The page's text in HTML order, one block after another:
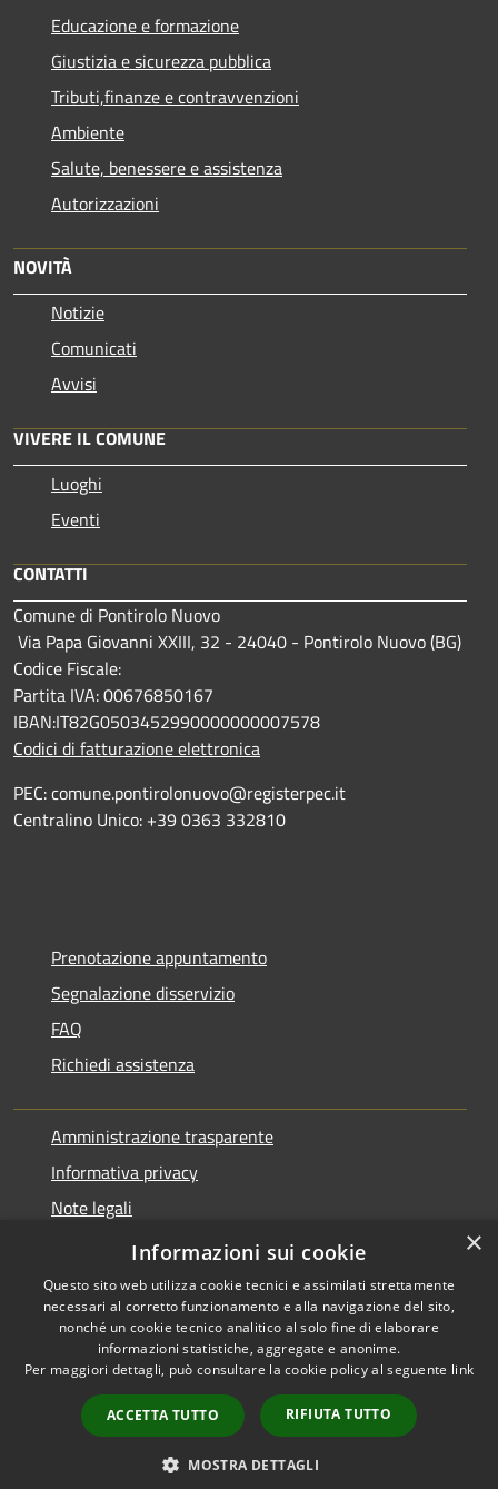
Educazione e formazione
Giustizia e sicurezza pubblica
Tributi,finanze e contravvenzioni
Ambiente
Salute, benessere e assistenza
Autorizzazioni
NOVITÀ
Notizie
Comunicati
Avvisi
VIVERE IL COMUNE
Luoghi
Eventi
CONTATTI
Comune di Pontirolo Nuovo
Via Papa Giovanni XXIII, 32 - 24040 - Pontirolo Nuovo (BG)
Codice Fiscale:
Partita IVA: 00676850167
IBAN:IT82G0503452990000000007578
Codici di fatturazione elettronica
PEC: comune.pontirolonuovo@registerpec.it
Centralino Unico: +39 0363 332810
Prenotazione appuntamento
Segnalazione disservizio
FAQ
Richiedi assistenza
Amministrazione trasparente
Informativa privacy
Note legali
Dichiarazione di accessibilità
Accessibilità
Copyright © 2026 • Comune di
Pontirolo Nuovo • Powered by
Municipium•
Accesso
redazione
×
Informazioni sui cookie
Questo sito web utilizza cookie tecnici e assimilati strettamente
necessari al corretto funzionamento e alla navigazione del sito,
nonché un cookie tecnico analitico al solo fine di elaborare
informazioni statistiche, aggregate e anonime.
Per maggiori dettagli, può consultare la cookie policy al seguente link
ACCETTA TUTTO RIFIUTA TUTTO
MOSTRA DETTAGLI